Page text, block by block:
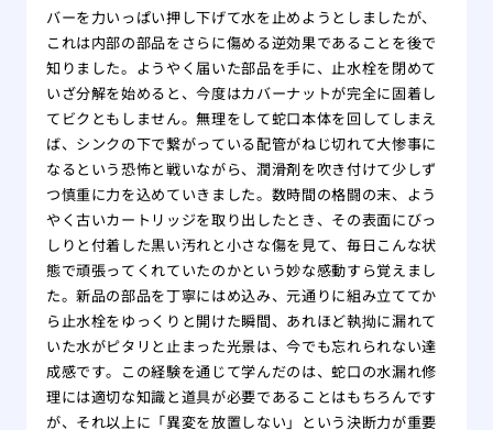
バーを力いっぱい押し下げて水を止めようとしましたが、
これは内部の部品をさらに傷める逆効果であることを後で
知りました。ようやく届いた部品を手に、止水栓を閉めて
いざ分解を始めると、今度はカバーナットが完全に固着し
てビクともしません。無理をして蛇口本体を回してしまえ
ば、シンクの下で繋がっている配管がねじ切れて大惨事に
なるという恐怖と戦いながら、潤滑剤を吹き付けて少しず
つ慎重に力を込めていきました。数時間の格闘の末、よう
やく古いカートリッジを取り出したとき、その表面にびっ
しりと付着した黒い汚れと小さな傷を見て、毎日こんな状
態で頑張ってくれていたのかという妙な感動すら覚えまし
た。新品の部品を丁寧にはめ込み、元通りに組み立ててか
ら止水栓をゆっくりと開けた瞬間、あれほど執拗に漏れて
いた水がピタリと止まった光景は、今でも忘れられない達
成感です。この経験を通じて学んだのは、蛇口の水漏れ修
理には適切な知識と道具が必要であることはもちろんです
が、それ以上に「異変を放置しない」という決断力が重要